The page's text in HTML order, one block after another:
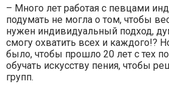
– Много лет работая с певцами
подумать не могла о том, чтобы
нужен индивидуальный подход,
смогу охватить всех и каждого!?
было, чтобы прошло 20 лет с тех
обучать искусству пения, чтобы
групп.